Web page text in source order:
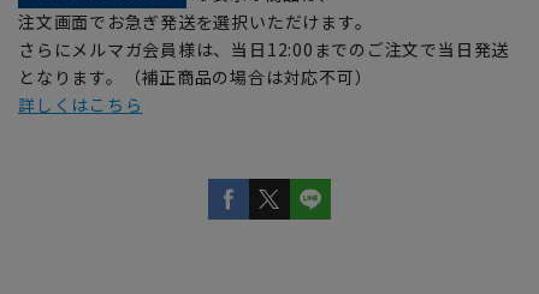
注文画面でお急ぎ発送を選択いただけます。
さらにメルマガ会員様は、当日12:00までのご注文で当日発送
となります。（補正商品の場合は対応不可）
詳しくはこちら